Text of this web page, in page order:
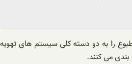
را به دو دسته کلی سیستم های تهویه
می کنند.